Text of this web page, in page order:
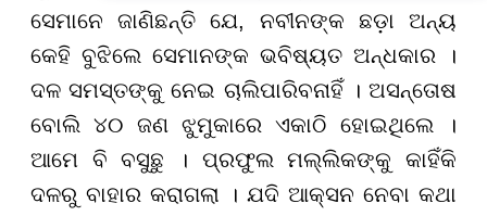
ସେମାନେ ଜାଣିଛନ୍ତି ଯେ, ନବୀନଙ୍କ ଛଡ଼ା ଅନ୍ୟ
କେହି ବୁଝିଲେ ସେମାନଙ୍କ ଭବିଷ୍ୟତ ଅନ୍ଧକାର ।
ଦଳ ସମସ୍ତଙ୍କୁ ନେଇ ଚାଲିପାରିବନାହିଁ । ଅସନ୍ତୋଷ
ବୋଲି ୪୦ ଜଣ ଝୁମୁକାରେ ଏକାଠି ହୋଇଥିଲେ ।
ଆମେ ବି ବସୁଛୁ । ପ୍ରଫୁଲ ମଲ୍ଲିକଙ୍କୁ କାହିଁକି
ଦଳରୁ ବାହାର କରାଗଲା । ଯଦି ଆକ୍ସନ ନେବା କଥା